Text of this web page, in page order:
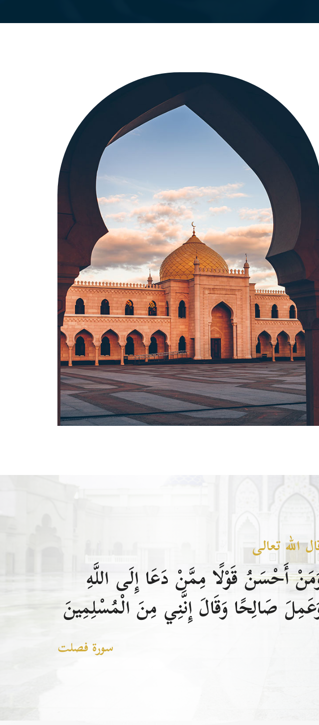
الله تعالى
أَحْسَنُ قَوْلًا مِمَّنْ دَعَا إِلَى اللَّهِ
صَالِحًا وَقَالَ إِنَّنِي مِنَ الْمُسْلِمِينَ
سورة فصلت